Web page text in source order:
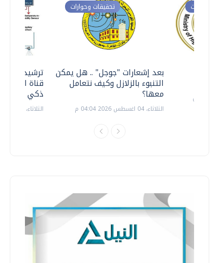
ترشيدا
قناة
ذكي
الثلاثاء، 14 يوليو 2026 06:11 م
تحقيقات وحوارات
بعد إشعارات "جوجل" .. هل يمكن
التنبوء بالزلازل وكيف نتعامل
معها؟
الثلاثاء، 04 اغسطس 2026 04:04 م
وحوارات